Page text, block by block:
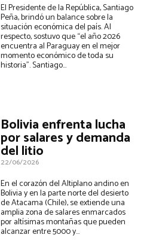
El Presidente de la República, Santiago
Peña, brindó un balance sobre la
situación económica del país. Al
respecto, sostuvo que “el año 2026
encuentra al Paraguay en el mejor
momento económico de toda su
historia”. Santiago...
Bolivia enfrenta lucha
por salares y demanda
del litio
22/06/2026
En el corazón del Altiplano andino en
Bolivia y en la parte norte del desierto
de Atacama (Chile), se extiende una
amplia zona de salares enmarcados
por altísimas montañas que pueden
alcanzar entre 5000 y...